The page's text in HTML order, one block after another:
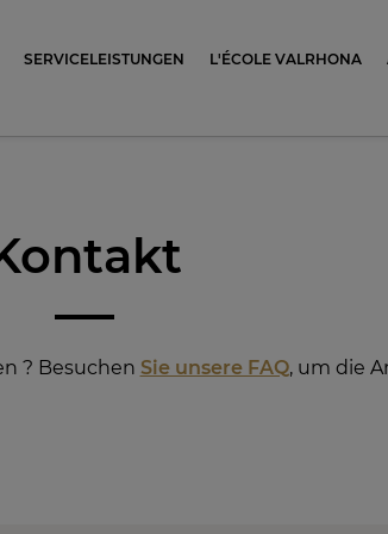
SERVICELEISTUNGEN L'ÉCOLE VALRHONA
? Besuchen Sie unsere FAQ, um die